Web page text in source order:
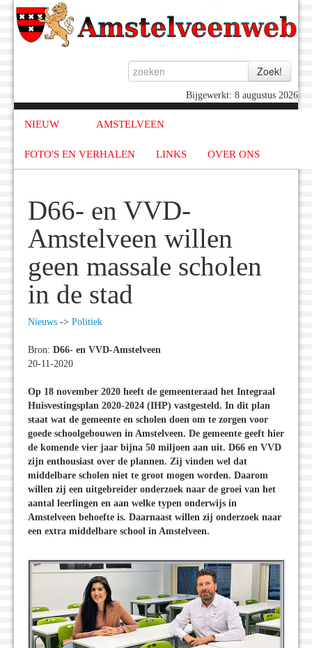
Bijgewerkt: 8 augustus 2026
NIEUW AMSTELVEEN
FOTO'S EN VERHALEN LINKS OVER ONS
D66- en VVD-
Amstelveen willen
geen massale scholen
in de stad
Nieuws -> Politiek
Bron: D66- en VVD-Amstelveen
20-11-2020
Op 18 november 2020 heeft de gemeenteraad het Integraal
Huisvestingsplan 2020-2024 (IHP) vastgesteld. In dit plan
staat wat de gemeente en scholen doen om te zorgen voor
goede schoolgebouwen in Amstelveen. De gemeente geeft hier
de komende vier jaar bijna 50 miljoen aan uit. D66 en VVD
zijn enthousiast over de plannen. Zij vinden wel dat
middelbare scholen niet te groot mogen worden. Daarom
willen zij een uitgebreider onderzoek naar de groei van het
aantal leerlingen en aan welke typen onderwijs in
Amstelveen behoefte is. Daarnaast willen zij onderzoek naar
een extra middelbare school in Amstelveen.